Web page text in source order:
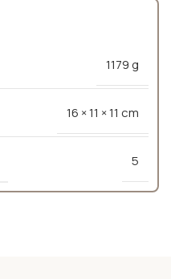
1179 g
16 × 11 × 11 cm
5